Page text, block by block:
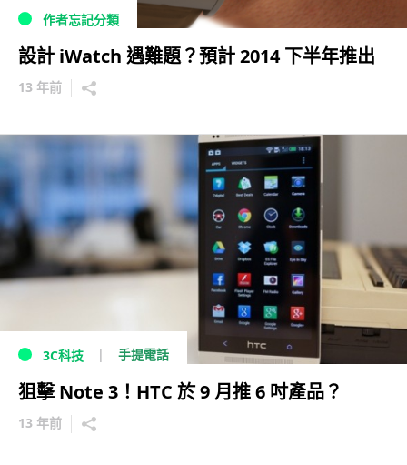
作者忘記分類
設計 iWatch 遇難題？預計 2014 下半年推出
13 年前
3C科技 手提電話
狙擊 Note 3！HTC 於 9 月推 6 吋產品？
13 年前